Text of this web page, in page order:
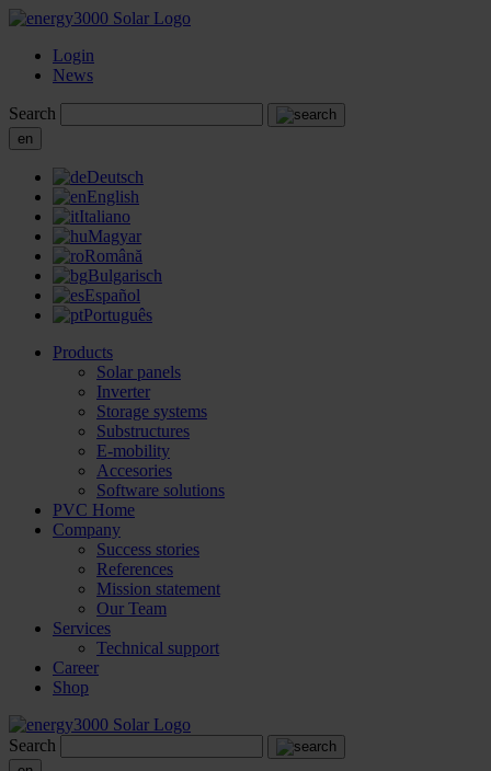
Login
News
Search
en
Deutsch
English
Italiano
Magyar
Română
Bulgarisch
Español
Português
Products
Solar panels
Inverter
Storage systems
Substructures
E-mobility
Accesories
Software solutions
PVC Home
Company
Success stories
References
Mission statement
Our Team
Services
Technical support
Career
Shop
Search